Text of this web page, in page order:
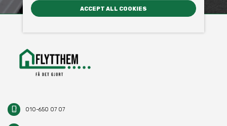
phone_iphone 010-650 07 07
ACCEPT ALL COOKIES